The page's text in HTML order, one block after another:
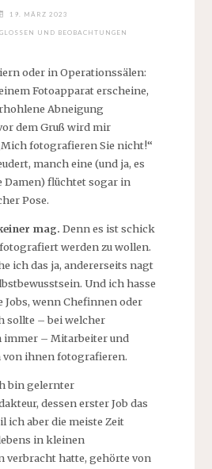
19. MÄRZ 2023
GLOSSEN UND BEOBACHTUNGEN
oder in Operationssälen:
Fotoapparat erscheine,
Abneigung
dem Gruß wird mir
fotografieren Sie nicht!“
manch eine (und ja, es
Damen) flüchtet sogar in
Pose.
mag. Denn es ist schick
werden zu wollen.
ich das ja, andererseits nagt
Und ich hasse
Jobs, wenn Chefinnen oder
sollte – bei welcher
immer – Mitarbeiter und
ihnen fotografieren.
bin gelernter
dessen erster Job das
ich aber die meiste Zeit
in kleinen
verbracht hatte, gehörte von